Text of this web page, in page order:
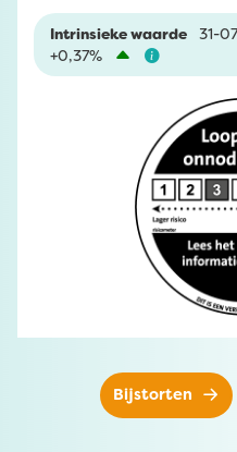
Intrinsieke waarde 31-
+0,37%
Bijstorten